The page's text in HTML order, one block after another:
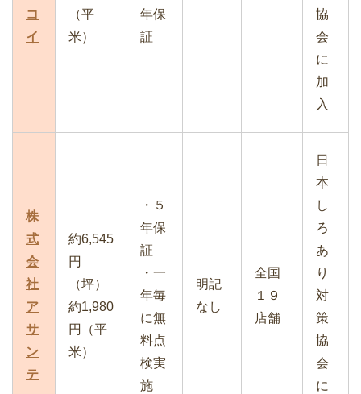
コ
イ
（平
米）
年保
証
協
会
に
加
入
株
式
会
社
ア
サ
ン
テ
約6,545
円
（坪）
約1,980
円（平
米）
・５
年保
証
・一
年毎
に無
料点
検実
施
明記
なし
全国
１９
店舗
日
本
し
ろ
あ
り
対
策
協
会
に